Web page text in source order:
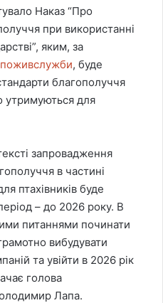
Наказ “Про
при використанні
яким, за
, буде
благополуччя
утримуються для
запровадження
в частині
птахівників буде
– до 2026 року. В
питаннями починати
вибудувати
та увійти в 2026 рік
голова
Лапа.